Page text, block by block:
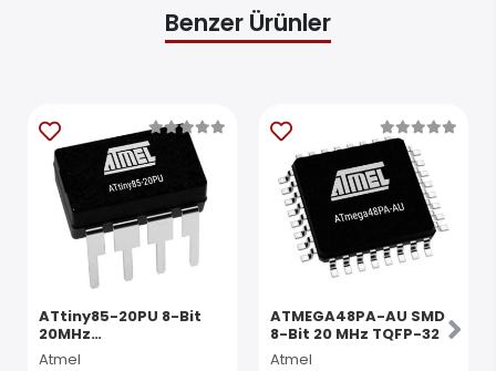
Benzer Ürünler
ATtiny85-20PU 8-Bit
20MHz
Mikrodenetleyici DIP-8
Atmel
ATMEGA48PA-AU SMD
8-Bit 20 MHz TQFP-32
Atmel